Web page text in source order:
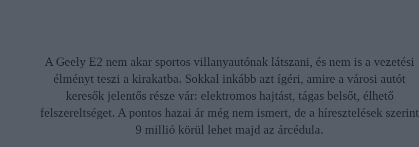
A Geely E2 nem akar sportos villanyautónak látszani, és nem is a vezetési
élményt teszi a kirakatba. Sokkal inkább azt ígéri, amire a városi autót
keresők jelentős része vár: elektromos hajtást, tágas belsőt, élhető
felszereltséget. A pontos hazai ár még nem ismert, de a híresztelések szerint
9 millió körül lehet majd az árcédula.